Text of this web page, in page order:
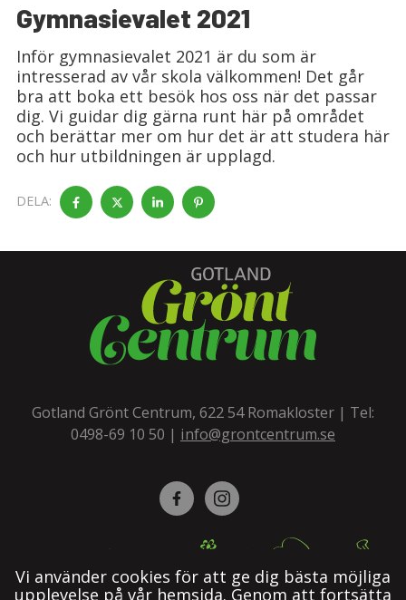
Gymnasievalet 2021
Inför gymnasievalet 2021 är du som är
intresserad av vår skola välkommen! Det går
bra att boka ett besök hos oss när det passar
dig. Vi guidar dig gärna runt här på området
och berättar mer om hur det är att studera här
och hur utbildningen är upplagd.
DELA:
Gotland Grönt Centrum, 622 54 Romakloster | Tel:
0498-69 10 50 | info@grontcentrum.se
Vi använder cookies för att ge dig bästa möjliga
upplevelse på vår hemsida. Genom att fortsätta